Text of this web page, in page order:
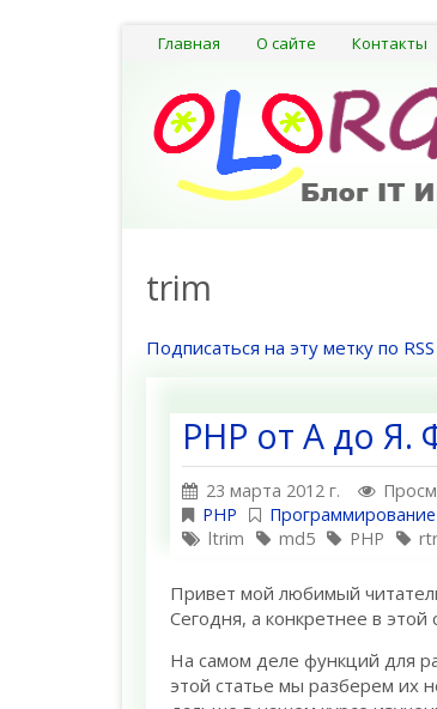
Главная О сайте Контакты
trim
Подписаться на эту метку по RSS
PHP от А до Я.
23 марта 2012 г.
PHP
Программирование
ltrim
md5 PHP
Привет мой любимый
Сегодня, а конкретнее в этой
На самом деле функций для
этой статье мы разберем их